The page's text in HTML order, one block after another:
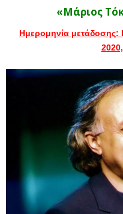
«Μάριος
Ημερομηνία μετάδοσης: